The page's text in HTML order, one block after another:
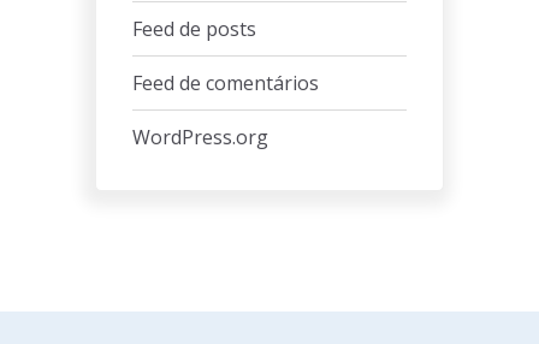
Feed de posts
Feed de comentários
WordPress.org